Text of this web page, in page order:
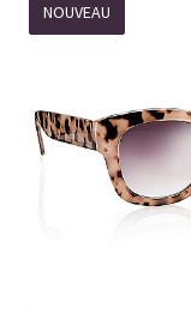
NOUVEAU